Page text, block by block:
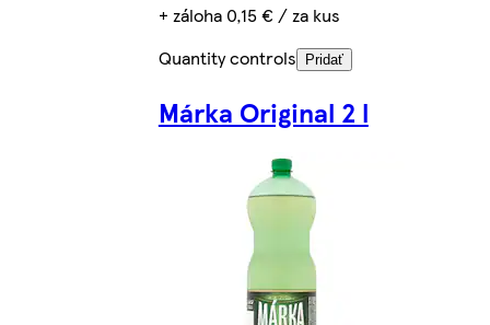
+ záloha 0,15 € / za kus
Quantity controls
Pridať
Márka Original 2 l